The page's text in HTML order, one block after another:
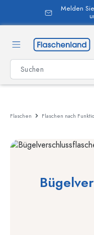
springen
Flaschen Flaschen nach